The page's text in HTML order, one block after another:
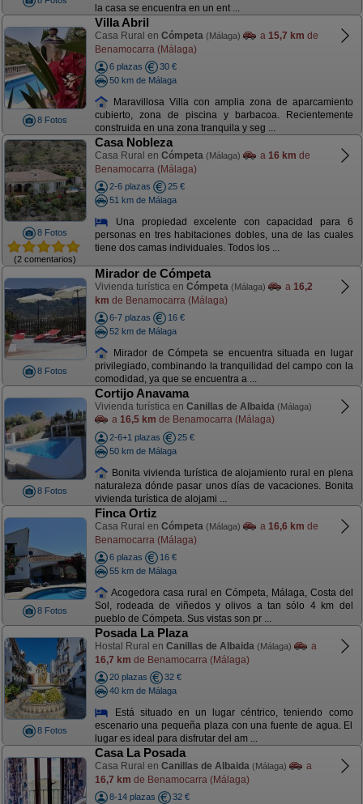
la casa se encuentra en un ent ...
8 Fotos
Villa Abril
Casa Rural en Cómpeta (Málaga) a 15,7 km de
Benamocarra (Málaga)
6 plazas
30 €
50 km de Málaga
Maravillosa Villa con amplia zona de aparcamiento
cubierto, zona de piscina y barbacoa. Recientemente
construida en una zona tranquila y seg ...
8 Fotos
(2 comentarios)
Casa Nobleza
Casa Rural en Cómpeta (Málaga) a 16 km de
Benamocarra (Málaga)
2-6 plazas
25 €
51 km de Málaga
Una propiedad excelente con capacidad para 6
personas en tres habitaciones dobles, una de las cuales
tiene dos camas individuales. Todos los ...
8 Fotos
Mirador de Cómpeta
Vivienda turística en Cómpeta (Málaga) a 16,2
km de Benamocarra (Málaga)
6-7 plazas
16 €
52 km de Málaga
Mirador de Cómpeta se encuentra situada en lugar
privilegiado, combinando la tranquilidad del campo con la
comodidad, ya que se encuentra a ...
8 Fotos
Cortijo Anavama
Vivienda turística en Canillas de Albaida (Málaga)
a 16,5 km de Benamocarra (Málaga)
2-6+1 plazas
25 €
50 km de Málaga
Bonita vivienda turística de alojamiento rural en plena
naturaleza dónde pasar unos días de vacaciones. Bonita
vivienda turística de alojami ...
8 Fotos
Finca Ortiz
Casa Rural en Cómpeta (Málaga) a 16,6 km de
Benamocarra (Málaga)
6 plazas
16 €
55 km de Málaga
Acogedora casa rural en Cómpeta, Málaga, Costa del
Sol, rodeada de viñedos y olivos a tan sólo 4 km del
pueblo de Cómpeta. Sus vistas son pr ...
8 Fotos
Posada La Plaza
Hostal Rural en Canillas de Albaida (Málaga)
a
16,7 km de Benamocarra (Málaga)
20 plazas
32 €
40 km de Málaga
Está situado en un lugar céntrico, teniendo como
escenario una pequeña plaza con una fuente de agua. El
lugar es ideal para disfrutar del am ...
Casa La Posada
Casa Rural en Canillas de Albaida (Málaga)
a
16,7 km de Benamocarra (Málaga)
8-14 plazas
32 €